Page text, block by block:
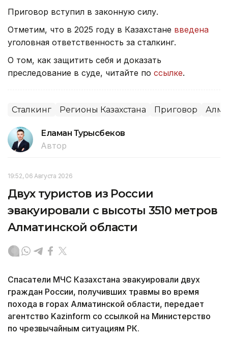
Приговор вступил в законную силу.
Отметим, что в 2025 году в Казахстане введена
уголовная ответственность за сталкинг.
О том, как защитить себя и доказать
преследование в суде, читайте по ссылке.
Сталкинг Регионы Казахстана Приговор
Еламан Турысбеков
Автор
19:52, 06 Августа 2026
Двух туристов из России
эвакуировали с высоты 3510 метров
Алматинской области
Спасатели МЧС Казахстана эвакуировали двух
граждан России, получивших травмы во время
похода в горах Алматинской области, передает
агентство Kazinform со ссылкой на Министерство
по чрезвычайным ситуациям РК.